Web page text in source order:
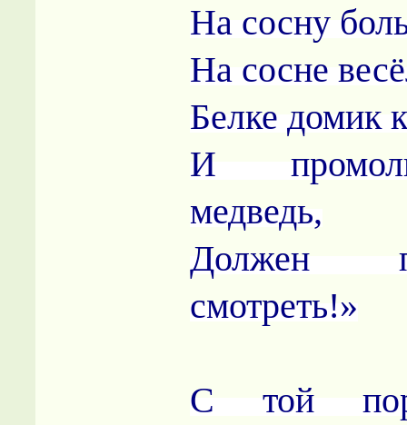
На сосну
На сосне
Белке домик
И
медведь,
Должен
смотреть!»
С той